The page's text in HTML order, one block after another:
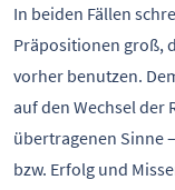
In beiden Fällen
Präpositionen groß,
vorher benutzen.
auf den Wechsel der
übertragenen Sinne
bzw. Erfolg und